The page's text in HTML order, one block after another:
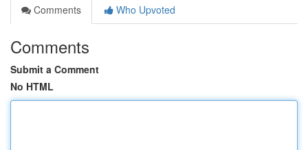
Comments
Who Upvoted
Comments
Submit a Comment
No HTML